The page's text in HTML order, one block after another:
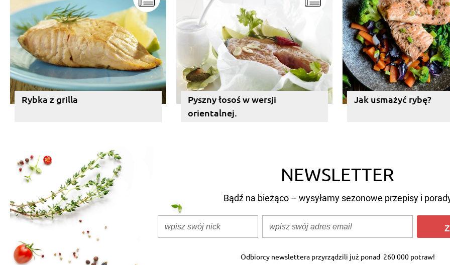
Rybka z grilla
Pyszny łosoś w wersji
orientalnej.
Jak usmażyć rybę?
NEWSLETTER
Bądź na bieżąco – wysyłamy sezonowe przepisy i
Odbiorcy newslettera przyrządzili już ponad 260 000 potraw!